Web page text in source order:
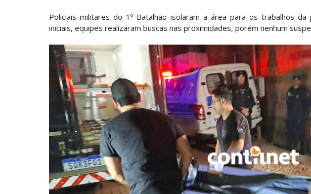
Policiais militares do 1º Batalhão isolaram a área para os trabalhos
iniciais, equipes realizaram buscas nas proximidades, porém nenhum